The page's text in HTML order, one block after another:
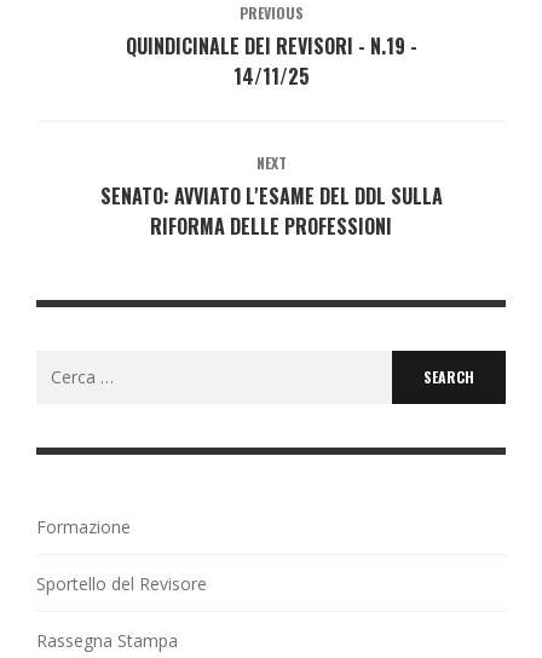
PREVIOUS
QUINDICINALE DEI REVISORI - N.19 -
14/11/25
NEXT
SENATO: AVVIATO L'ESAME DEL DDL SULLA
RIFORMA DELLE PROFESSIONI
Formazione
Sportello del Revisore
Rassegna Stampa